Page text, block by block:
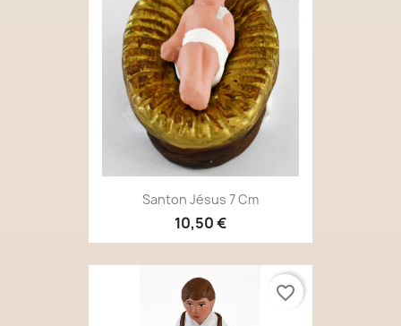
Santon Jésus 7 Cm
10,50 €
favorite_border